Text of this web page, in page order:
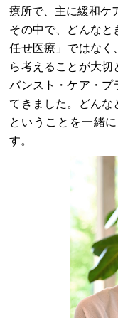
療所で、主に緩和ケ
その中で、どんなと
任せ医療」ではなく
ら考えることが大切
バンスト・ケア・プ
てきました。どんな
ということを一緒
す。